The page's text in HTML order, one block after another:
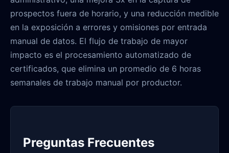
prospectos fuera de horario, y una reducción medible
en la exposición a errores y omisiones por entrada
manual de datos. El flujo de trabajo de mayor
impacto es el procesamiento automatizado de
certificados, que elimina un promedio de 6 horas
semanales de trabajo manual por productor.
Preguntas Frecuentes